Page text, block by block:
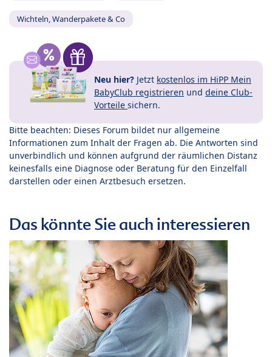
Wichteln, Wanderpakete & Co
Neu hier? Jetzt kostenlos im HiPP Mein
BabyClub registrieren und deine Club-
Vorteile sichern.
Bitte beachten: Dieses Forum bildet nur allgemeine
Informationen zum Inhalt der Fragen ab. Die Antworten sind
unverbindlich und können aufgrund der räumlichen Distanz
keinesfalls eine Diagnose oder Beratung für den Einzelfall
darstellen oder einen Arztbesuch ersetzen.
Das könnte Sie auch interessieren